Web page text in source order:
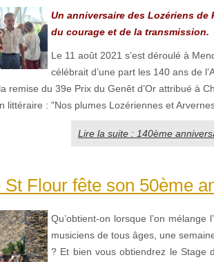
Un anniversaire des Lozériens de
du courage et de la transmission.
Le 11 août 2021 s’est déroulé à
célébrait d’une part les 140 ans de
remise du 39e Prix du Genêt d’Or attribué à
littéraire : "Nos plumes Lozériennes et
Lire la suite : 140ème
St Flour fête son 50ème
Qu’obtient-on lorsque l’on mélange
musiciens de tous âges, une
? Et bien vous obtiendrez le Stage